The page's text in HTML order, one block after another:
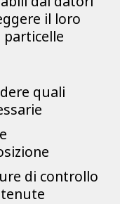
il loro
particelle
quali
di controllo